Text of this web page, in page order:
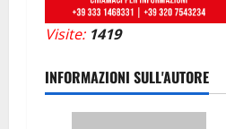
Visite: 1419
INFORMAZIONI SULL'AUTORE